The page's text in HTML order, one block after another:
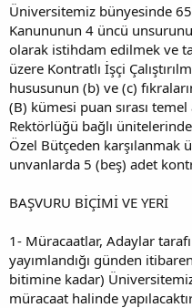
i
Üniversitemiz bünyesinde
Kanununun 4 üncü
olarak istihdam edilmek ve
üzere Kontratlı İşçi
hususunun (b) ve (c)
(B) kümesi puan sırası
Rektörlüğü bağlı
Özel Bütçeden karşılanmak
unvanlarda 5 (beş) adet
BAŞVURU BİÇİMİ VE YERİ
1- Müracaatlar, Adaylar
yayımlandığı günden
bitimine kadar)
müracaat halinde